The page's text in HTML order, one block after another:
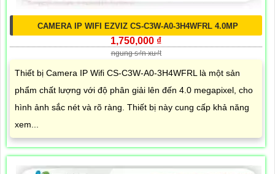
CAMERA IP WIFI EZVIZ CS-C3W-A0-3H4WFRL 4.0MP
1,750,000 ₫
ngung s₫n xu₫t
Thiết bị Camera IP Wifi CS-C3W-A0-3H4WFRL là một sản
phẩm chất lượng với độ phân giải lên đến 4.0 megapixel, cho
hình ảnh sắc nét và rõ ràng. Thiết bị này cung cấp khả năng
xem...